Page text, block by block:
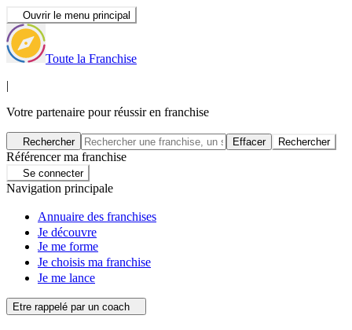
Ouvrir le menu principal
Toute la Franchise
|
Votre partenaire pour réussir en franchise
Rechercher Effacer Rechercher
Référencer ma franchise
Se connecter
Navigation principale
Annuaire des franchises
Je découvre
Je me forme
Je choisis ma franchise
Je me lance
Etre rappelé par un coach